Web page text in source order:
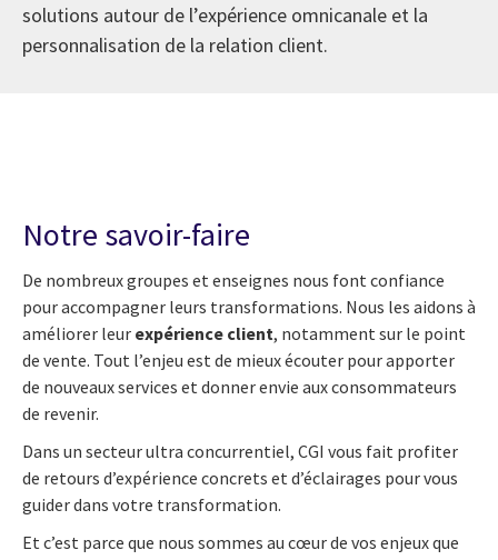
solutions autour de l’expérience omnicanale et la
personnalisation de la relation client.
Notre savoir-faire
De nombreux groupes et enseignes nous font confiance
pour accompagner leurs transformations. Nous les aidons à
améliorer leur expérience client, notamment sur le point
de vente. Tout l’enjeu est de mieux écouter pour apporter
de nouveaux services et donner envie aux consommateurs
de revenir.
Dans un secteur ultra concurrentiel, CGI vous fait profiter
de retours d’expérience concrets et d’éclairages pour vous
guider dans votre transformation.
Et c’est parce que nous sommes au cœur de vos enjeux que